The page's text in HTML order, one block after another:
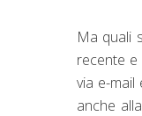
Ma quali
recente e
via e-
anche